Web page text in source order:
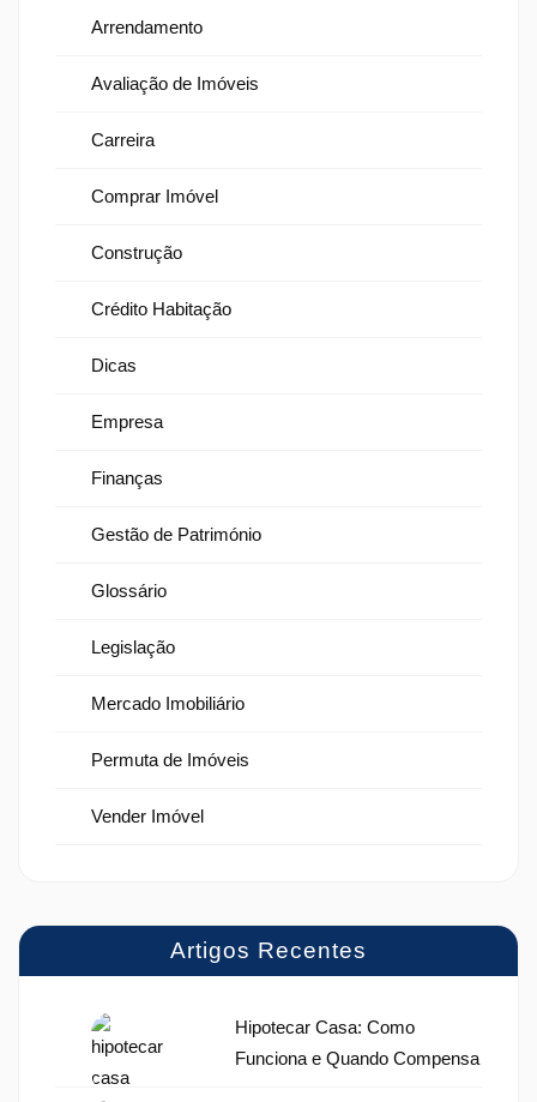
Arrendamento
Avaliação de Imóveis
Carreira
Comprar Imóvel
Construção
Crédito Habitação
Dicas
Empresa
Finanças
Gestão de Património
Glossário
Legislação
Mercado Imobiliário
Permuta de Imóveis
Vender Imóvel
Artigos Recentes
Hipotecar Casa: Como
Funciona e Quando Compensa